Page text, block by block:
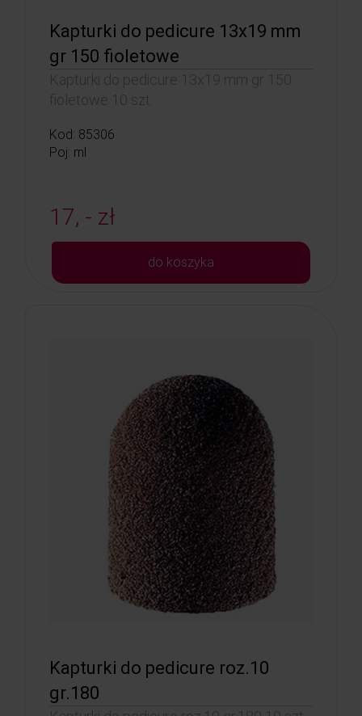
Kapturki do pedicure 13x19 mm
gr 150 fioletowe
Kapturki do pedicure 13x19 mm gr 150
fioletowe 10 szt.
Kod: 85306
Poj: ml
17, - zł
do koszyka
Kapturki do pedicure roz.10
gr.180